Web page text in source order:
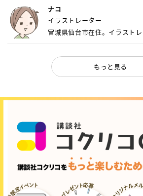
ナコ
イラストレーター
宮城県仙台市在住。イラスト
もっと見る